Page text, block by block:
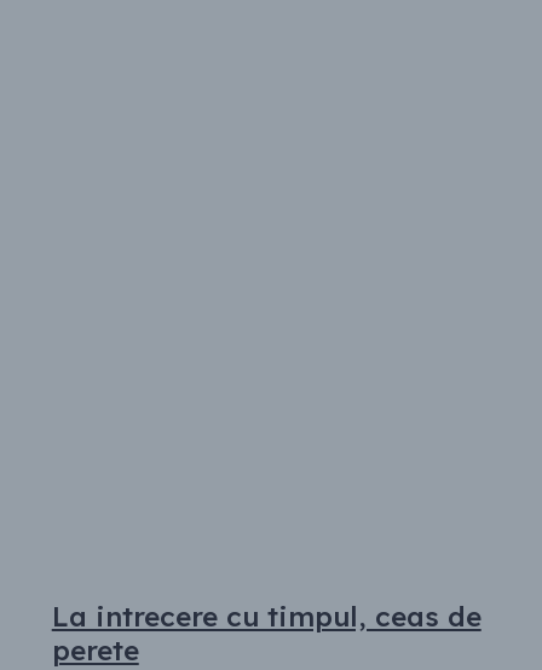
La intrecere cu timpul, ceas de
perete